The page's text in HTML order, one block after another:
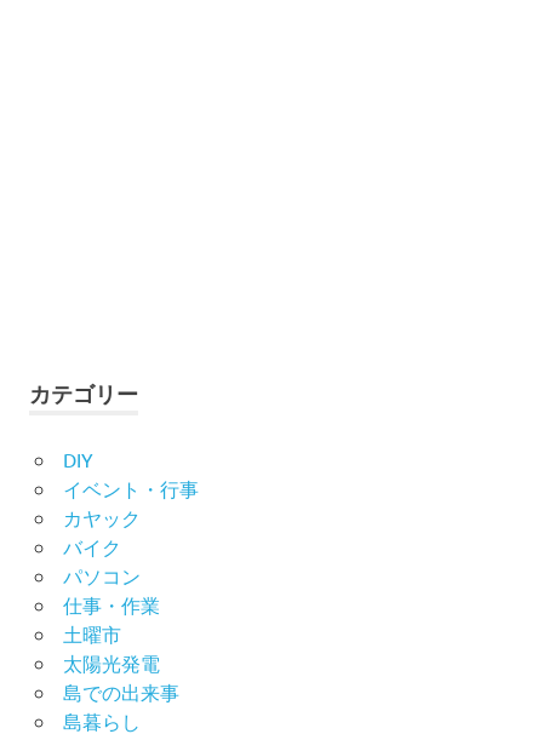
カテゴリー
DIY
イベント・行事
カヤック
バイク
パソコン
仕事・作業
土曜市
太陽光発電
島での出来事
島暮らし